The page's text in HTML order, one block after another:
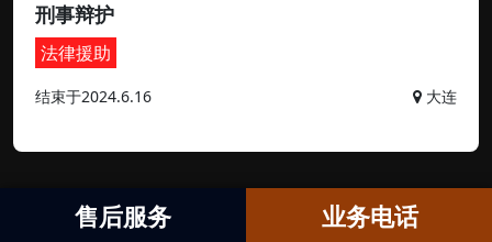
刑事辩护
法律援助
结束于2024.6.16 大连
售后服务 业务电话